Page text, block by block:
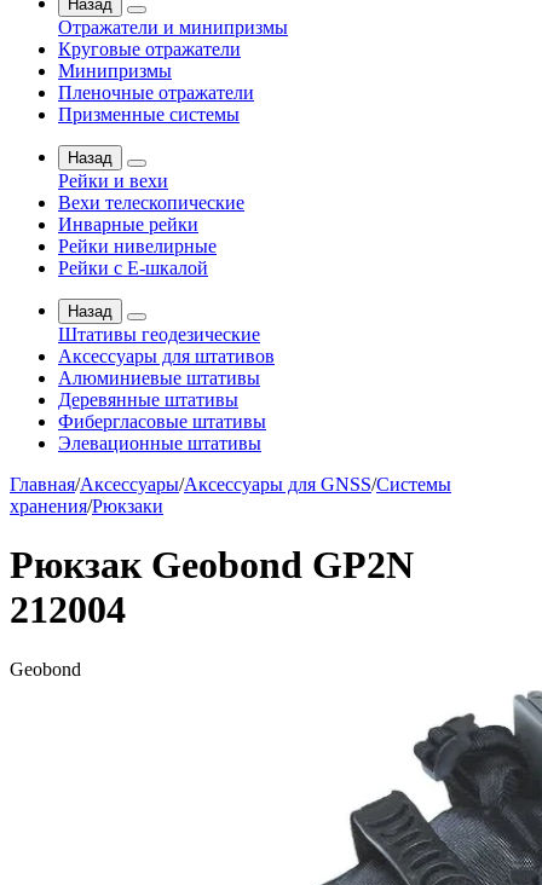
Назад
Отражатели и минипризмы
Круговые отражатели
Минипризмы
Пленочные отражатели
Призменные системы
Назад
Рейки и вехи
Вехи телескопические
Инварные рейки
Рейки нивелирные
Рейки с Е-шкалой
Назад
Штативы геодезические
Аксессуары для штативов
Алюминиевые штативы
Деревянные штативы
Фибергласовые штативы
Элевационные штативы
Главная/Аксессуары/Аксессуары для GNSS/Системы
хранения/Рюкзаки
Рюкзак Geobond GP2N
212004
Geobond